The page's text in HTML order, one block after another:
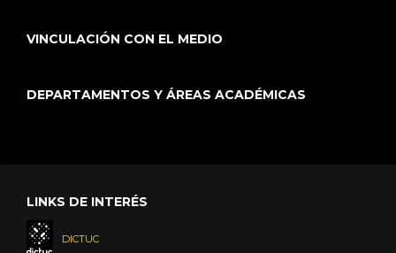
VINCULACIÓN CON EL MEDIO
DEPARTAMENTOS Y ÁREAS ACADÉMICAS
LINKS DE INTERÉS
DICTUC